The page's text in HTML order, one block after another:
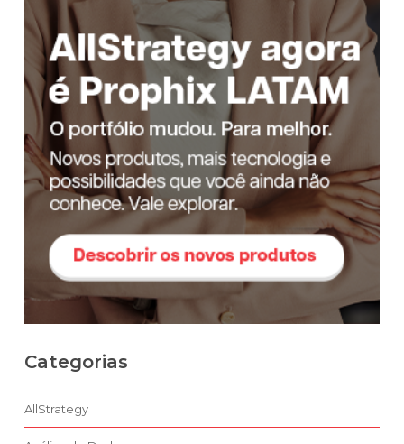
Categorias
AllStrategy